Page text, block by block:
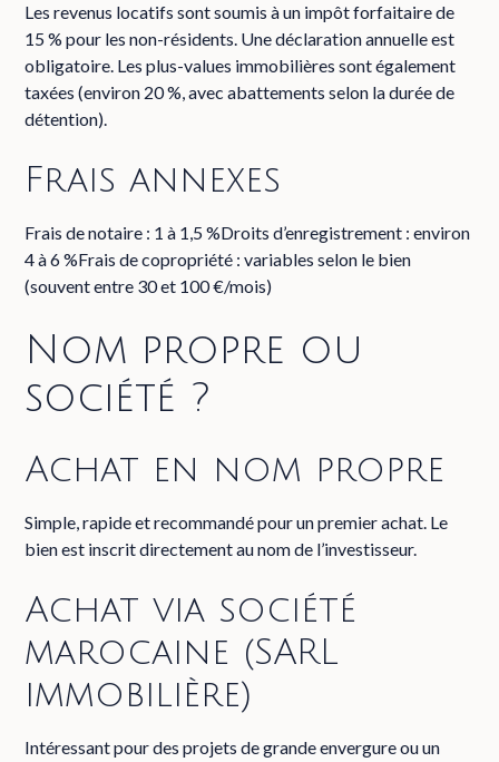
Les revenus locatifs sont soumis à un impôt forfaitaire de
15 % pour les non-résidents. Une déclaration annuelle est
obligatoire. Les plus-values immobilières sont également
taxées (environ 20 %, avec abattements selon la durée de
détention).
Frais annexes
Frais de notaire : 1 à 1,5 %Droits d’enregistrement : environ
4 à 6 %Frais de copropriété : variables selon le bien
(souvent entre 30 et 100 €/mois)
Nom propre ou
société ?
Achat en nom propre
Simple, rapide et recommandé pour un premier achat. Le
bien est inscrit directement au nom de l’investisseur.
Achat via société
marocaine (SARL
immobilière)
Intéressant pour des projets de grande envergure ou un